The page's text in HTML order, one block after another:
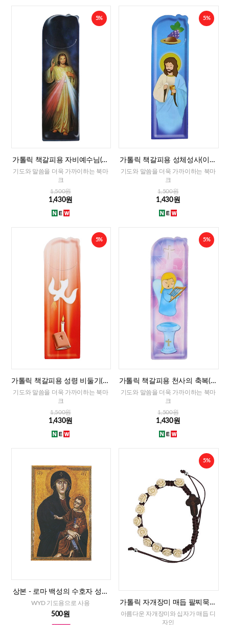
5%
가톨릭 책갈피용 자비예수님(이
태리)
기도와 말씀을 더욱 가까이하는 북마
크
1,500원
1,430원
5%
가톨릭 책갈피용 성체성사(이태
리)
기도와 말씀을 더욱 가까이하는 북마
크
1,500원
1,430원
5%
가톨릭 책갈피용 성령 비둘기(이
태리)
기도와 말씀을 더욱 가까이하는 북마
크
1,500원
1,430원
5%
가톨릭 책갈피용 천사의 축복(이
태리)
기도와 말씀을 더욱 가까이하는 북마
크
1,500원
1,430원
상본 - 로마 백성의 수호자 성모
님, 2매
WYD 기도용으로 사용
500원
5%
가톨릭 자개장미 매듭 팔찌묵주
(아이보리)-8mm
아름다운 자개장미와 십자가 매듭 디
자인